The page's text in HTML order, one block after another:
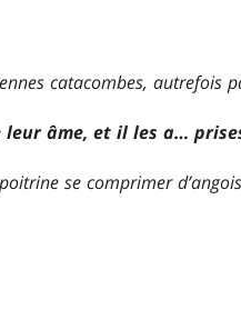
catacombes, autrefois
leur âme, et il les a…
se comprimer